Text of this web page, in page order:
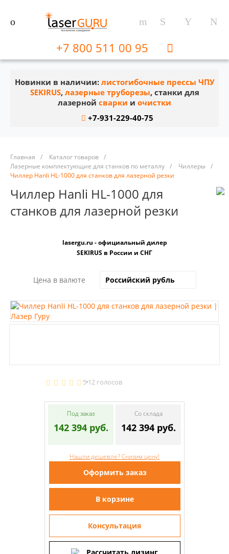
+7 800 511 00 95
Новинки в наличии: листогибочные прессы ЧПУ
SEKIRUS, лазерные труборезы, станки для
лазерной сварки и очистки
+7-931-229-40-75
Главная / Каталог товаров /
Лазерные комплектующие для станков по металлу / Чиллеры
/
Чиллер Hanli HL-1000 для станков для лазерной резки
Чиллер Hanli HL-1000 для
станков для лазерной резки
Цена в валюте
lasergu.ru - официальный дилер
SEKIRUS в России и СНГ
5 12 голосов
Под заказ
142 394 руб.
Со склада
142 394 руб.
Нашли дешевле? Снизим цену!
Оформить заказ
В корзине
Консультация